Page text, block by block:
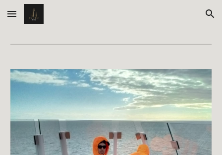
Skip to main content Skip to navigation